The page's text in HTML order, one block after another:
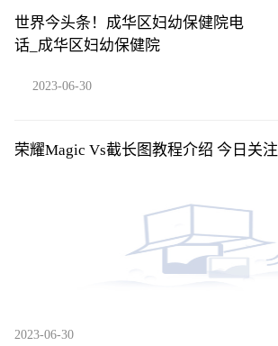
世界今头条！成华区妇幼保健院电
话_成华区妇幼保健院
2023-06-30
荣耀Magic Vs截长图教程介绍 今日关注
2023-06-30